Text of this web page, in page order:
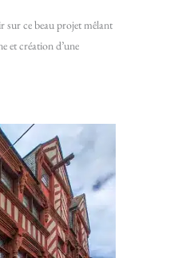
sur ce beau projet mêlant
et création d’une